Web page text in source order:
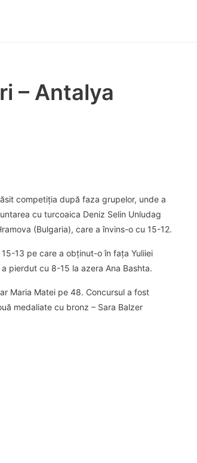
– Antalya
competiția după faza grupelor, unde a
cu turcoaica Deniz Selin Unludag
(Bulgaria), care a învins-o cu 15-12.
13 pe care a obținut-o în fața Yuliiei
pierdut cu 8-15 la azera Ana Bashta.
Maria Matei pe 48. Concursul a fost
medaliate cu bronz – Sara Balzer